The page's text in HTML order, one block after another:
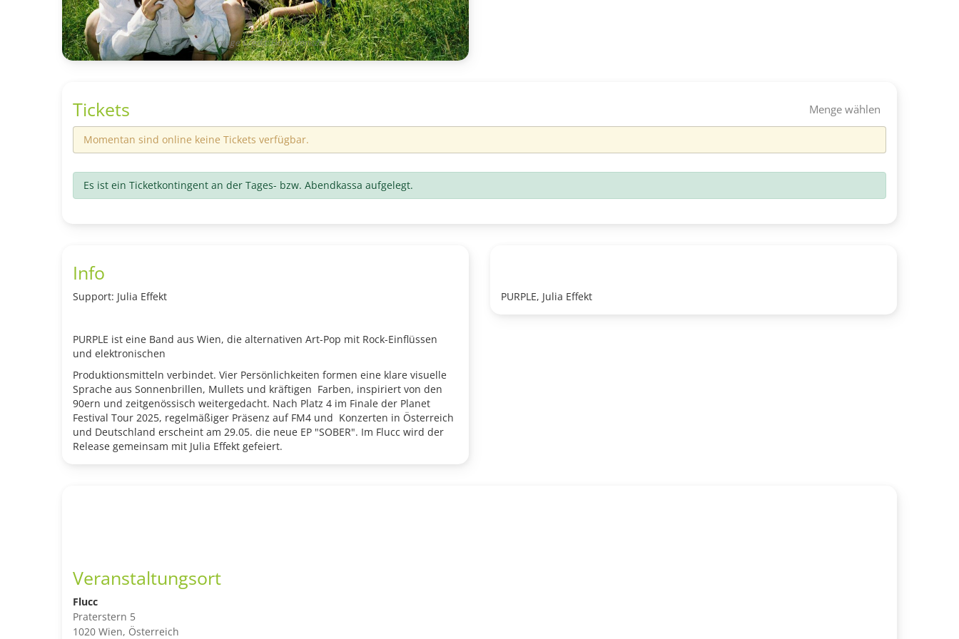
Image Credit: Fiona Imnitzer
Tickets Menge wählen
Momentan sind online keine Tickets verfügbar.
Es ist ein Ticketkontingent an der Tages- bzw. Abendkassa aufgelegt.
Info
Support: Julia Effekt
PURPLE ist eine Band aus Wien, die alternativen Art-Pop mit Rock-Einflüssen
und elektronischen
Produktionsmitteln verbindet. Vier Persönlichkeiten formen eine klare visuelle
Sprache aus Sonnenbrillen, Mullets und kräftigen Farben, inspiriert von den
90ern und zeitgenössisch weitergedacht. Nach Platz 4 im Finale der Planet
Festival Tour 2025, regelmäßiger Präsenz auf FM4 und Konzerten in Österreich
und Deutschland erscheint am 29.05. die neue EP "SOBER". Im Flucc wird der
Release gemeinsam mit Julia Effekt gefeiert.
PURPLE, Julia Effekt
Veranstaltungsort
Flucc
Praterstern 5
1020 Wien, Österreich